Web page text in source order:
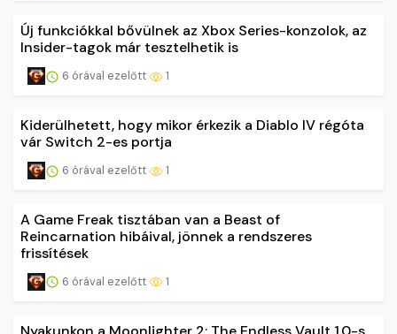
Új funkciókkal bővülnek az Xbox Series-konzolok, az
Insider-tagok már tesztelhetik is
6 órával ezelőtt 1
Kiderülhetett, hogy mikor érkezik a Diablo IV régóta
vár Switch 2-es portja
6 órával ezelőtt 1
A Game Freak tisztában van a Beast of
Reincarnation hibáival, jönnek a rendszeres
frissítések
6 órával ezelőtt 1